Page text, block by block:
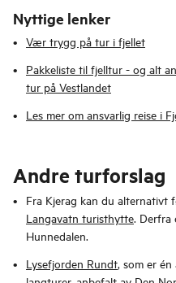
Nyttige lenker
Vær trygg på tur i fjellet
Pakkeliste til fjelltur - og alt
tur på Vestlandet
Les mer om ansvarlig reise i
Andre turforslag
Fra Kjerag kan du alternativt
Langavatn turisthytte. Derfra
Hunnedalen.
Lysefjorden Rundt, som er